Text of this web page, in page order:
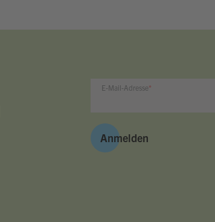
E-Mail-Adresse
Anmelden